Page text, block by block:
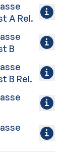
A Rel.
B
B Rel.